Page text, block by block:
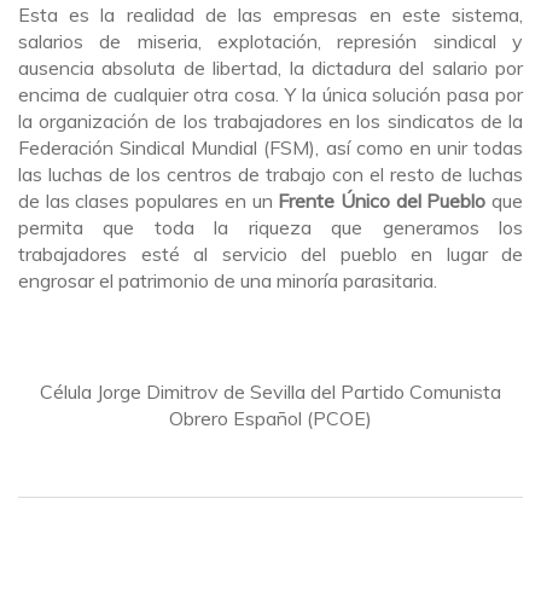
Esta es la realidad de las empresas en este sistema,
salarios de miseria, explotación, represión sindical y
ausencia absoluta de libertad, la dictadura del salario por
encima de cualquier otra cosa. Y la única solución pasa por
la organización de los trabajadores en los sindicatos de la
Federación Sindical Mundial (FSM), así como en unir todas
las luchas de los centros de trabajo con el resto de luchas
de las clases populares en un Frente Único del Pueblo que
permita que toda la riqueza que generamos los
trabajadores esté al servicio del pueblo en lugar de
engrosar el patrimonio de una minoría parasitaria.
Célula Jorge Dimitrov de Sevilla del Partido Comunista
Obrero Español (PCOE)